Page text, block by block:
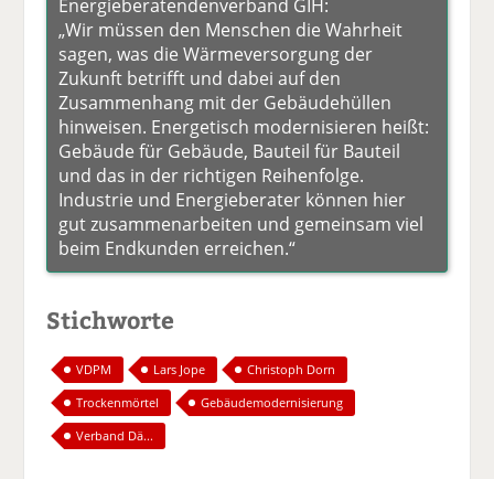
Energieberatendenverband GIH:
„Wir müssen den Menschen die Wahrheit
sagen, was die Wärmeversorgung der
Zukunft betrifft und dabei auf den
Zusammenhang mit der Gebäudehüllen
hinweisen. Energetisch modernisieren heißt:
Gebäude für Gebäude, Bauteil für Bauteil
und das in der richtigen Reihenfolge.
Industrie und Energieberater können hier
gut zusammenarbeiten und gemeinsam viel
beim Endkunden erreichen.“
Stichworte
VDPM Lars Jope
Christoph Dorn
Trockenmörtel
Gebäudemodernisierung
Verband Dä...